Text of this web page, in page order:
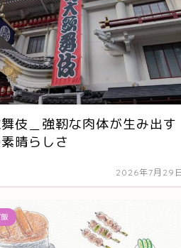
伎＿強靭な肉体が生み出す
晴らしさ
2026年7月29